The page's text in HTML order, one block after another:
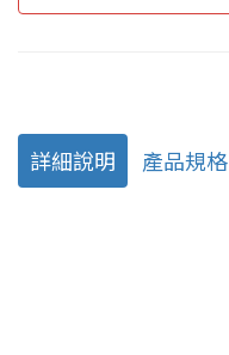
詳細說明 產品規格